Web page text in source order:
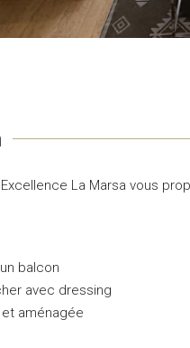
Excellence La Marsa vous
balcon
avec dressing
aménagée